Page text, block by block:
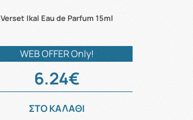
Verset Ikal Eau de Parfum 15ml
WEB OFFER Only!
6.24€
ΣΤΟ ΚΑΛΑΘΙ